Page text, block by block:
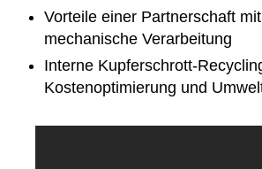
Vorteile einer Partnerschaft
mechanische Verarbeitung
Interne Kupferschrott-
Kostenoptimierung und